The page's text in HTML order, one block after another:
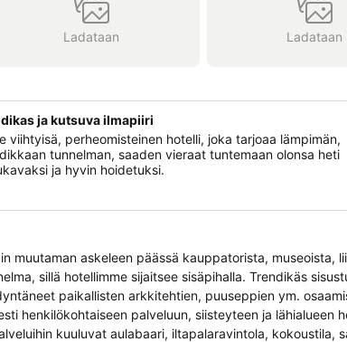
Ladataan Ladataan
ja kutsuva ilmapiiri
viihtyisä, perheomisteinen hotelli, joka tarjoaa lämpimän,
tunnelman, saaden vieraat tuntemaan olonsa heti
ja hyvin hoidetuksi.
muutaman askeleen päässä kauppatorista, museoista,
sijaitsee sisäpihalla. Trendikäs sisustus ja moderni
paikallisten arkkitehtien, puuseppien ym.
kuuluvat aulabaari, iltapalaravintola, kokoustila,